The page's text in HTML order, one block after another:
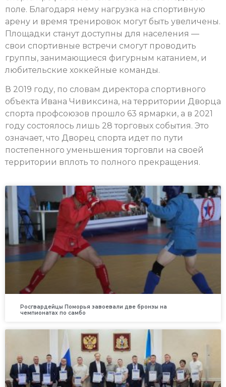
поле. Благодаря нему нагрузка на спортивную
арену и время тренировок могут быть увеличены.
Площадки станут доступны для населения —
свои спортивные встречи смогут проводить
группы, занимающиеся фигурным катанием, и
любительские хоккейные команды.
В 2019 году, по словам директора спортивного
объекта Ивана Чивиксина, на территории Дворца
спорта профсоюзов прошло 63 ярмарки, а в 2021
году состоялось лишь 28 торговых события. Это
означает, что Дворец спорта идет по пути
постепенного уменьшения торговли на своей
территории вплоть то полного прекращения.
Росгвардейцы Поморья завоевали две бронзы на
чемпионатах по самбо